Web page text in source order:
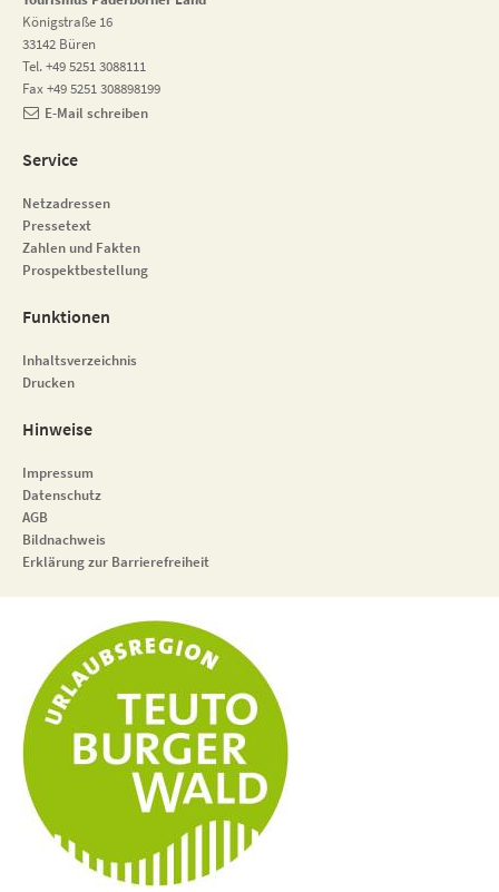
Königstraße 16
33142 Büren
Tel. +49 5251 3088111
Fax +49 5251 308898199
E-Mail schreiben
Service
Netzadressen
Pressetext
Zahlen und Fakten
Prospektbestellung
Funktionen
Inhaltsverzeichnis
Drucken
Hinweise
Impressum
Datenschutz
AGB
Bildnachweis
Erklärung zur Barrierefreiheit